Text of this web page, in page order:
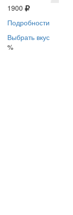
1900
Подробности
Выбрать вкус
%